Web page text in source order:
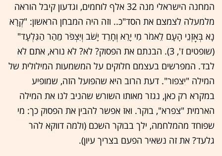
המחנה הישראלי מנה 32 אלף לוחמים, וגדעון קיבל הוראה
מלמעלה לצמצם את הסד"כ.. וזה היה המבחן הראשון: "קְרָא
נָא בְּאׇזְנֵי הָעָם לֵאמֹר מִי יָרֵא וְחָרֵד יָשֹׁב וְיִצְפֹּר מֵהַר הַגִּלְעָד"
(שופטים ז', 3). הבנתם את הפסוק? לא? לא נורא, אתם לא
לבד. המפרשים בעצמם חלוקים על המשמעות המילולית של
המילה "יצפור". דעת הרוב היא שהפועל הזה, שמופיע
במקרא רק כאן, נגזר מאותו השורש שהניב לנו את המילה
הארמית "צפרא", בוקר. ואז אפשר להבין את הפסוק כך: מי
שפוחד מהמלחמה, ילך בבוקר השכם (ולמה דווקא להר
גלעד? את זה נשאיר הפעם בצריך עיון).